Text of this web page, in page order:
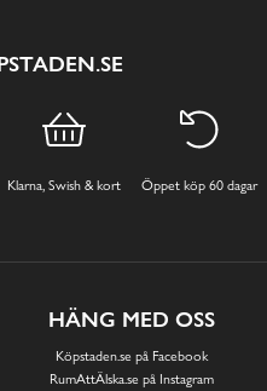
Klarna, Swish & kort Öppet köp 60 dagar
HÄNG MED OSS
Köpstaden.se på Facebook
RumAttÄlska.se på Instagram